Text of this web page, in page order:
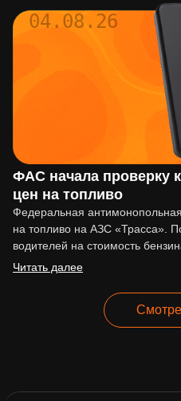
04.08.26
ФАС начала проверку
цен на топливо
Федеральная
на топливо на АЗС «Трасса».
водителей на стоимость
сети. По сообщениям…
Читать далее